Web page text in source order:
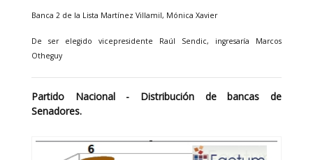
Banca 2 de la Lista Martínez Villamil, Mónica Xavier
De ser elegido vicepresidente Raúl Sendic, ingresaría Marcos
Otheguy
Partido Nacional - Distribución de bancas de
Senadores.